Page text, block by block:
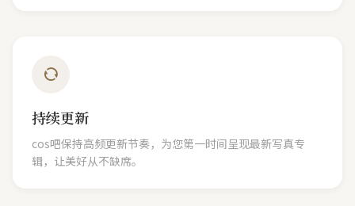
持续更新
cos吧保持高频更新节奏，为您第一时间呈现最新写真专
辑，让美好从不缺席。